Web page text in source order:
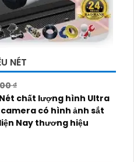
NÉT
₫
chất lượng hình Ultra
có hình ảnh sắt
Nay thương hiệu